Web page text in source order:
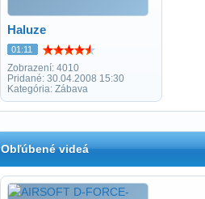
Haluze
01:11
Zobrazení: 4010
Pridané: 30.04.2008 15:30
Kategória: Zábava
Obľúbené videá